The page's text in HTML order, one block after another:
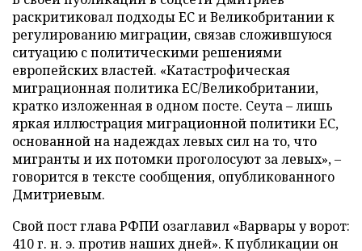
раскритиковал подходы ЕС и Великобритании к
регулированию миграции, связав сложившуюся
ситуацию с политическими решениями
европейских властей. «Катастрофическая
миграционная политика ЕС/Великобритании,
кратко изложенная в одном посте. Сеута – лишь
яркая иллюстрация миграционной политики ЕС,
основанной на надеждах левых сил на то, что
мигранты и их потомки проголосуют за левых», –
говорится в тексте сообщения, опубликованного
Дмитриевым.
Свой пост глава РФПИ озаглавил «Варвары у ворот:
410 г. н. э. против наших дней». К публикации он